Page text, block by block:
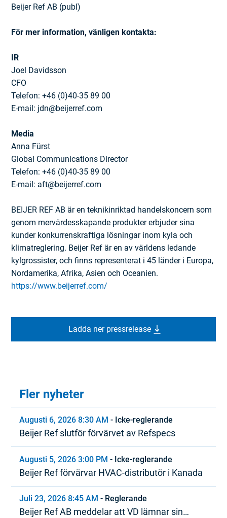
Beijer Ref AB (publ)
För mer information, vänligen kontakta:
IR
Joel Davidsson
CFO
Telefon: +46 (0)40-35 89 00
E-mail: jdn@beijerref.com
Media
Anna Fürst
Global Communications Director
Telefon: +46 (0)40-35 89 00
E-mail: aft@beijerref.com
BEIJER REF AB är en teknikinriktad handelskoncern som
genom mervärdesskapande produkter erbjuder sina
kunder konkurrenskraftiga lösningar inom kyla och
klimatreglering. Beijer Ref är en av världens ledande
kylgrossister, och finns representerat i 45 länder i Europa,
Nordamerika, Afrika, Asien och Oceanien.
https://www.beijerref.com/
Ladda ner pressrelease
Fler nyheter
Augusti 6, 2026 8:30 AM - Icke-reglerande
Beijer Ref slutför förvärvet av Refspecs
Augusti 5, 2026 3:00 PM - Icke-reglerande
Beijer Ref förvärvar HVAC-distributör i Kanada
Juli 23, 2026 8:45 AM - Reglerande
Beijer Ref AB meddelar att VD lämnar sin